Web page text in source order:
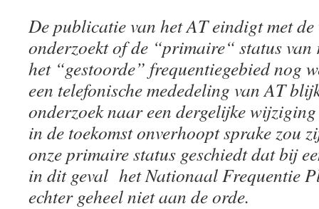
De publicatie van het AT eindigt met
onderzoekt of de “primaire“ status
het “gestoorde” frequentiegebied nog
een telefonische mededeling van AT
onderzoek naar een dergelijke
in de toekomst onverhoopt sprake zou
onze primaire status geschiedt dat bij
in dit geval het Nationaal Frequentie
echter geheel niet aan de orde.